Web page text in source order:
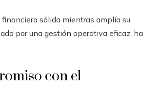
sólida mientras amplía su
por una gestión operativa eficaz, ha
con el